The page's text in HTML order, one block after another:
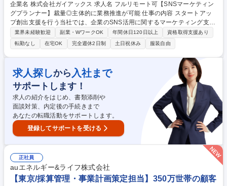
企業名 株式会社ガイアックス 求人名 フルリモート可【SNSマーケティン
グプランナー】裁量◎主体的に業務推進が可能 仕事の内容 スタートアッ
プ創出支援を行う当社では、企業のSNS活用に関するマーケティング支援
事業を展開。クライアントの課題解決のため、SNSマーケティングの戦略
立案～アカウント運用までを一気通貫でお任せします。 裁量権が大きく、
自ら考え決める主体的な働き方を大切にしています。 ▼業務内容：戦略立
案、月次分析、インフルエンサー活用、SNSキャンペーン、口コミ作り等
▼支援業界：大手企業、政府官公庁、地方自治体を中心に食品、製造、マ
スコミ、エンタメ、IT、建設、不動産、ヘルスケア、インフラ、芸能、ス
ポーツ等 募集職種 フルリモート可【SNSマーケティングプランナー】裁
量◎主体的に業務推進が可能
業界未経験歓迎 副業・WワークOK 年間休日120日以上
資格取得支援あり
転勤なし
在宅OK 完全週休2日制 土日祝休み 服装自由
求人探しから 入社まで
サポートします！
求人の紹介をはじめ、書類添削や
面談対策、内定後の手続きまで
あなたの転職活動をサポートします。
登録してサポートを受ける
正社員
auエネルギー&ライフ株式会社
【東京/採算管理・事業計画策定担当】350万世帯の顧客